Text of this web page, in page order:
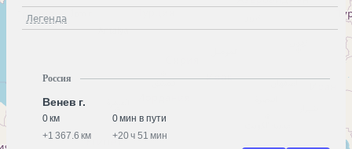
Легенда
Россия
Венев г.
0 км
0 мин в пути
+1 367.6 км +20 ч 51 мин